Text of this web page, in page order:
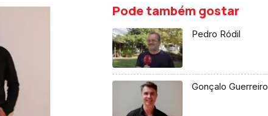
Pode também gostar
Pedro Ródil
Gonçalo Guerreiro